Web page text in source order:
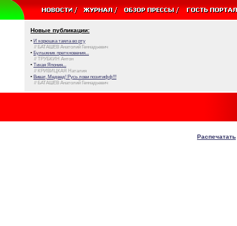
Новые публикации:
• И корюшка таяла во рту
// БАТАШЕВ Анатолий Геннадьевич
• Булыжник преткновения...
// ТРУБКИН Антон
• Тихая Япония...
// КРИВИЦКАЯ Наталия
• Виват, Медвед! Русь лови позитифф!!!
// БАТАШЕВ Анатолий Геннадьевич
Распечатать